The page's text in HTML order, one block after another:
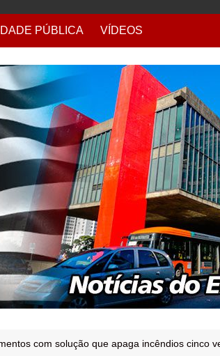
PÚBLICA VÍDEOS
com solução que apaga incêndios cinco